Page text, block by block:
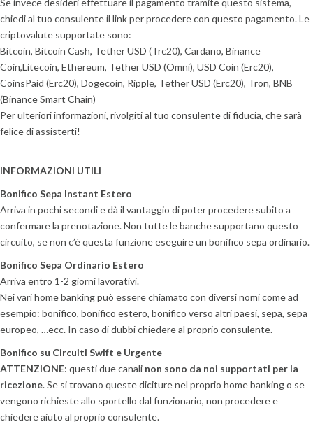
Se invece desideri effettuare il pagamento tramite questo sistema,
chiedi al tuo consulente il link per procedere con questo pagamento. Le
criptovalute supportate sono:
Bitcoin, Bitcoin Cash, Tether USD (Trc20), Cardano, Binance
Coin,Litecoin, Ethereum, Tether USD (Omni), USD Coin (Erc20),
CoinsPaid (Erc20), Dogecoin, Ripple, Tether USD (Erc20), Tron, BNB
(Binance Smart Chain)
Per ulteriori informazioni, rivolgiti al tuo consulente di fiducia, che sarà
felice di assisterti!
INFORMAZIONI UTILI
Bonifico Sepa Instant Estero
Arriva in pochi secondi e dà il vantaggio di poter procedere subito a
confermare la prenotazione. Non tutte le banche supportano questo
circuito, se non c’è questa funzione eseguire un bonifico sepa ordinario.
Bonifico Sepa Ordinario Estero
Arriva entro 1-2 giorni lavorativi.
Nei vari home banking può essere chiamato con diversi nomi come ad
esempio: bonifico, bonifico estero, bonifico verso altri paesi, sepa, sepa
europeo, …ecc. In caso di dubbi chiedere al proprio consulente.
Bonifico su Circuiti Swift e Urgente
ATTENZIONE: questi due canali non sono da noi supportati per la
ricezione. Se si trovano queste diciture nel proprio home banking o se
vengono richieste allo sportello dal funzionario, non procedere e
chiedere aiuto al proprio consulente.